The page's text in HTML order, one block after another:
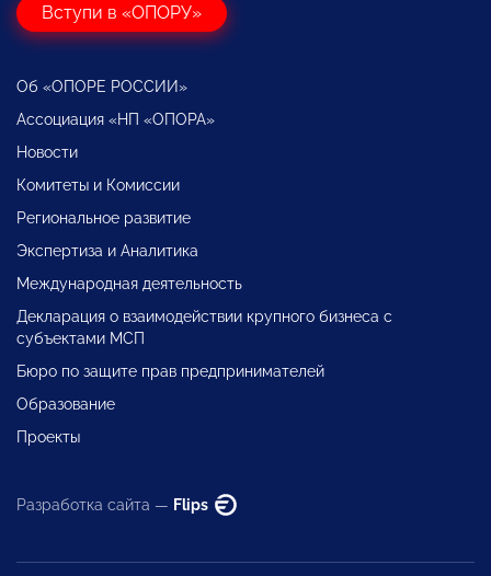
Вступи в «ОПОРУ»
Об «ОПОРЕ РОССИИ»
Ассоциация «НП «ОПОРА»
Новости
Комитеты и Комиссии
Региональное развитие
Экспертиза и Аналитика
Международная деятельность
Декларация о взаимодействии крупного бизнеса с
субъектами МСП
Бюро по защите прав предпринимателей
Образование
Проекты
Разработка сайта — Flips